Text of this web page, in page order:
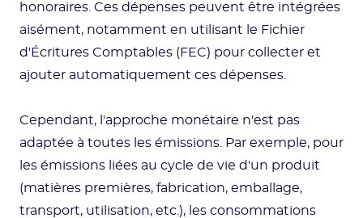
honoraires. Ces dépenses peuvent être intégrées
aisément, notamment en utilisant le Fichier
d'Écritures Comptables (FEC) pour collecter et
ajouter automatiquement ces dépenses.
Cependant, l'approche monétaire n'est pas
adaptée à toutes les émissions. Par exemple, pour
les émissions liées au cycle de vie d'un produit
(matières premières, fabrication, emballage,
transport, utilisation, etc.), les consommations